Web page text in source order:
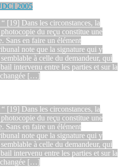
2005
[19] Dans les circonstances, la
du reçu constitue une
Sans en faire un élément
note que la signature qui y
semblable à celle du demandeur, qui
intervenu entre les parties et sur la
[…]
[19] Dans les circonstances, la
du reçu constitue une
Sans en faire un élément
note que la signature qui y
semblable à celle du demandeur, qui
intervenu entre les parties et sur la
[…]